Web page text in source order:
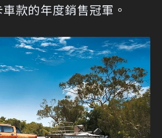
款的年度銷售冠軍。